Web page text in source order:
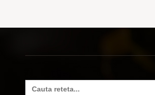
Search
for: